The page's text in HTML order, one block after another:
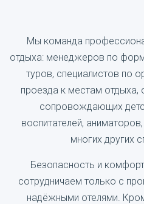
Мы команда
отдыха: менеджеров по
туров, специалистов по
проезда к местам отдыха,
сопровождающих
воспитателей,
многих других
Безопасность и
сотрудничаем только с
надёжными отелями.